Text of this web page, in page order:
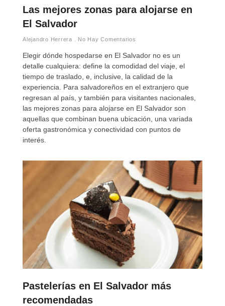
Las mejores zonas para alojarse en
El Salvador
Alejandro Herrera No Hay Comentarios
Elegir dónde hospedarse en El Salvador no es un
detalle cualquiera: define la comodidad del viaje, el
tiempo de traslado, e, inclusive, la calidad de la
experiencia. Para salvadoreños en el extranjero que
regresan al país, y también para visitantes nacionales,
las mejores zonas para alojarse en El Salvador son
aquellas que combinan buena ubicación, una variada
oferta gastronómica y conectividad con puntos de
interés.
Pastelerías en El Salvador más
recomendadas